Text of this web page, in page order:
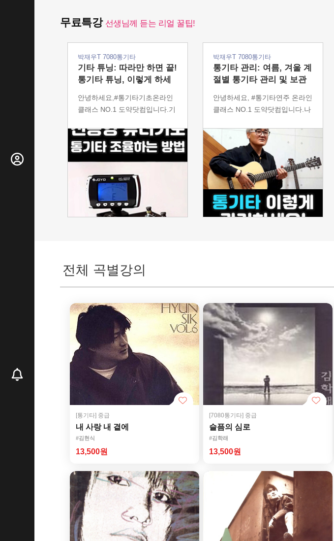
무료특강 선생님께 듣는 리얼 꿀팁!
박재우T 7080통기타
기타 튜닝: 따라만 하면 끝!
통기타 튜닝, 이렇게 하세
안녕하세요,#통기타기초온라인
클래스 NO.1 도약닷컴입니다.기
줘야 하는 튜닝! 여러분은 어떻게
하고 계시나요? 혹시 귀찮다고
으셨나요? 아직도 그렇게 튜닝하
고 계셨다면 STOP! 멈춰주세요!
올바른 음정으로 연주하기 위해
서는 정확한 방법의 조율이 필수
아닌 연주를 하게 되기 때문에 연
주 사운드도 예쁘지 않을뿐더러
여러분의 소중한 음감도 점점 나
는#기타
박재우T 7080통기타
통기타 관리: 여름, 겨울 계
절별 통기타 관리 및 보관
안녕하세요, #통기타연주 온라인
클래스 NO.1 도약닷컴입니다.나
마다 관리해 주지 않으면 바로 이
상한 소리가 나는 예민한 악기라
는 거 알고 계셨나요? 특히 습하
고 더운 여름, 춥고 건조한 겨울
은 온도, 습도 모두 크게 변하기
때문에 특히 더 조심해 주셔야 합
니다. 하지만 기타를 처음 접하시
는 분들에게는 제대로 보관하는
습니다. 그럼 먼저 영상으로 보실
만
전체 곡별강의
[통기타] 중급
내 사랑 내 곁에
#김현식
13,500원
[7080통기타] 중급
슬픔의 심로
#김학래
13,500원